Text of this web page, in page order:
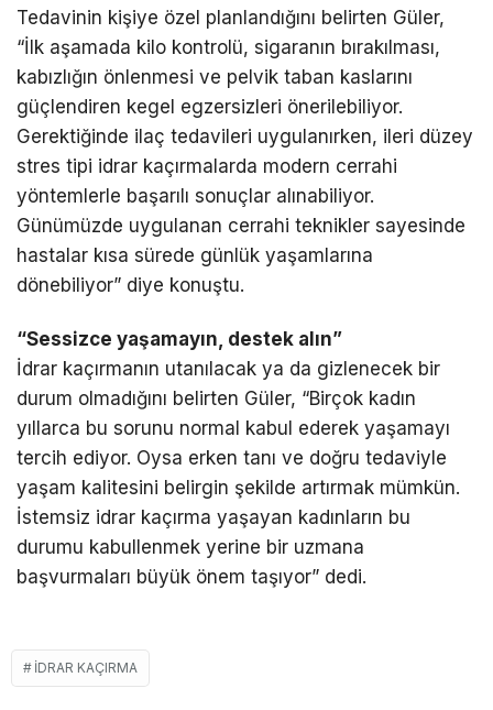
Tedavinin kişiye özel planlandığını belirten Güler,
“İlk aşamada kilo kontrolü, sigaranın bırakılması,
kabızlığın önlenmesi ve pelvik taban kaslarını
güçlendiren kegel egzersizleri önerilebiliyor.
Gerektiğinde ilaç tedavileri uygulanırken, ileri düzey
stres tipi idrar kaçırmalarda modern cerrahi
yöntemlerle başarılı sonuçlar alınabiliyor.
Günümüzde uygulanan cerrahi teknikler sayesinde
hastalar kısa sürede günlük yaşamlarına
dönebiliyor” diye konuştu.
“Sessizce yaşamayın, destek alın”
İdrar kaçırmanın utanılacak ya da gizlenecek bir
durum olmadığını belirten Güler, “Birçok kadın
yıllarca bu sorunu normal kabul ederek yaşamayı
tercih ediyor. Oysa erken tanı ve doğru tedaviyle
yaşam kalitesini belirgin şekilde artırmak mümkün.
İstemsiz idrar kaçırma yaşayan kadınların bu
durumu kabullenmek yerine bir uzmana
başvurmaları büyük önem taşıyor” dedi.
IDRAR KAÇIRMA